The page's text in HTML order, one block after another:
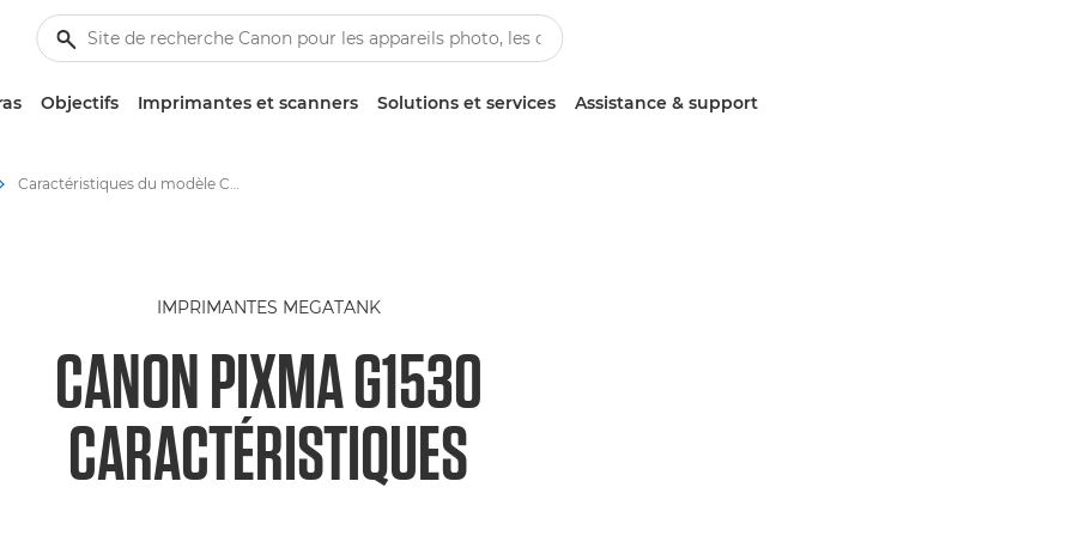
Objectifs Imprimantes et scanners Solutions et services Assistance & support
Caractéristiques du modèle Canon PIXMA G1530
IMPRIMANTES MEGATANK
CANON PIXMA G1530
CARACTÉRISTIQUES